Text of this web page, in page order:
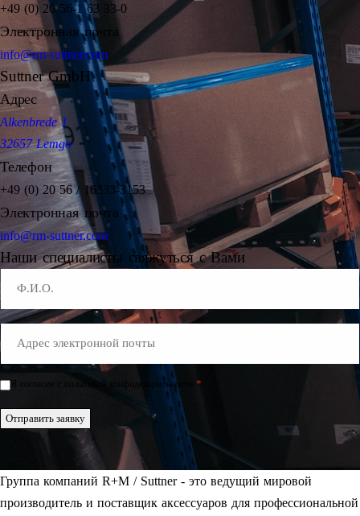
+49 (0) 20 56-1 63 33-0
Электронная почта
info@rm-suttner.com
Suttner GmbH
Адрес
Alkenbrede 1
32657 Lemgo
Телефон
+49 (0) 20 56 / 16333-3153
Электронная почта
info@rm-suttner.com
Наши специалисты свяжуться с Вами
Mail
Einwilligung
Я согласен с политикой конфиденциальности. *
Отправить заявку
Группа компаний R+M / Suttner - это ведущий мировой
производитель и поставщик аксессуаров для профессиональной